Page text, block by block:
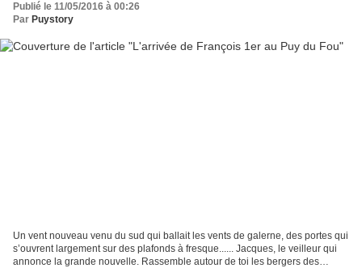
Publié le 11/05/2016 à 00:26
Par Puystory
Un vent nouveau venu du sud qui ballait les vents de galerne, des portes qui
s’ouvrent largement sur des plafonds à fresque...... Jacques, le veilleur qui
annonce la grande nouvelle. Rassemble autour de toi les bergers des